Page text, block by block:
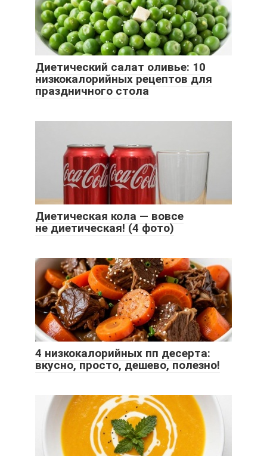
Диетический салат оливье: 10
низкокалорийных рецептов для
праздничного стола
Диетическая кола — вовсе
не диетическая! (4 фото)
4 низкокалорийных пп десерта:
вкусно, просто, дешево, полезно!